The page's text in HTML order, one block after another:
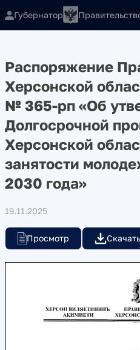
Губернатор
Распоряжение
Херсонской
№ 365-рп «Об
Долгосрочной
Херсонской
занятости
2030 года»
19.11.2025
Просмотр Скачать